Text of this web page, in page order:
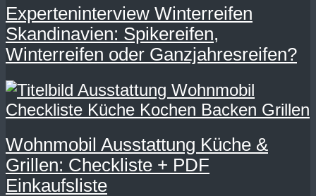
Experteninterview Winterreifen
Skandinavien: Spikereifen,
Winterreifen oder Ganzjahresreifen?
Wohnmobil Ausstattung Küche &
Grillen: Checkliste + PDF
Einkaufsliste